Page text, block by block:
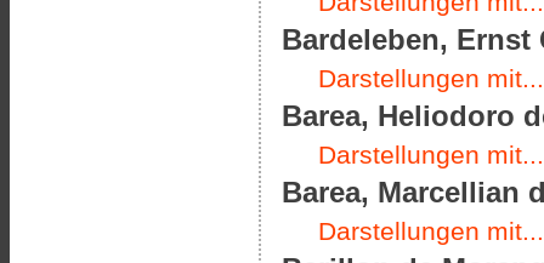
Bardeleben, Ernst
Darstellungen mit...
Barea, Heliodoro
Darstellungen mit...
Barea, Marcellian
Darstellungen mit...